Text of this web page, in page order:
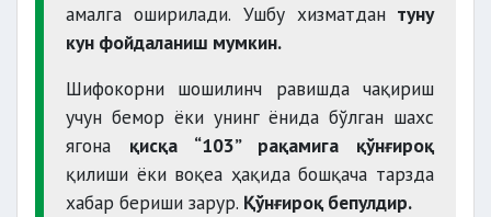
амалга оширилади. Ушбу хизматдантуну
кун фойдаланиш мумкин.
Шифокорни шошилинч равишда чақириш
учун бемор ёки унинг ёнида бўлган шахс
ягона қисқа “103” рақамига қўнғироқ
қилиши ёки воқеа ҳақида бошқача тарзда
хабар бериши зарур. Қўнғироқ бепулдир.